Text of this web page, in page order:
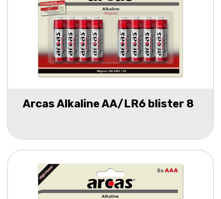
Arcas Alkaline AA/LR6 blister 8